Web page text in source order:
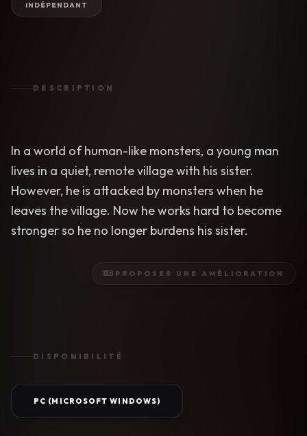
INDÉPENDANT
DESCRIPTION
In a world of human-like monsters, a young man
lives in a quiet, remote village with his sister.
However, he is attacked by monsters when he
leaves the village. Now he works hard to become
stronger so he no longer burdens his sister.
PROPOSER UNE AMÉLIORATION
DISPONIBILITÉ
PC (MICROSOFT WINDOWS)